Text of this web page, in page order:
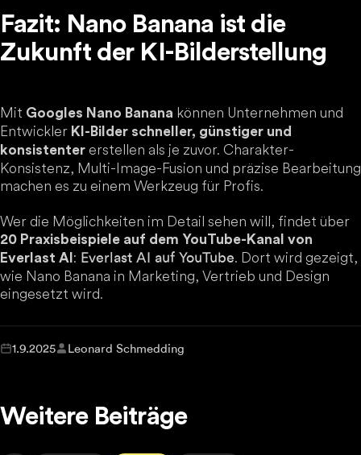
Fazit: Nano Banana ist die
Zukunft der KI-Bilderstellung
Mit Googles Nano Banana können Unternehmen und
Entwickler KI-Bilder schneller, günstiger und
konsistenter erstellen als je zuvor. Charakter-
Konsistenz, Multi-Image-Fusion und präzise Bearbeitung
machen es zu einem Werkzeug für Profis.
Wer die Möglichkeiten im Detail sehen will, findet über
20 Praxisbeispiele auf dem YouTube-Kanal von
Everlast AI : Everlast AI auf YouTube. Dort wird gezeigt,
wie Nano Banana in Marketing, Vertrieb und Design
eingesetzt wird.
1.9.2025 Leonard Schmedding
Weitere Beiträge